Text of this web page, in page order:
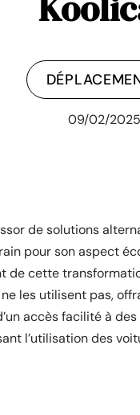
09/02/2025
de solutions
pour son aspect
de cette
les utilisent pas,
accès facilité à
l’utilisation des